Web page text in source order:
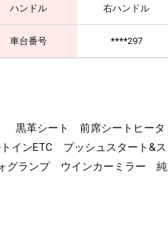
ハンドル 右ハンドル
車台番号 ****297
黒革シート 前席シートヒータ
インETC プッシュスタート&ス
グランプ ウインカーミラー 純